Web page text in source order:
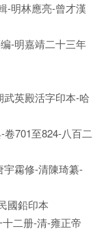
-明林應亮-曾才漢
-明嘉靖二十三年
英殿活字印本-哈
701至824-八百二
霦修-清陳琦纂-
國鉛印本
二册-清-雍正帝